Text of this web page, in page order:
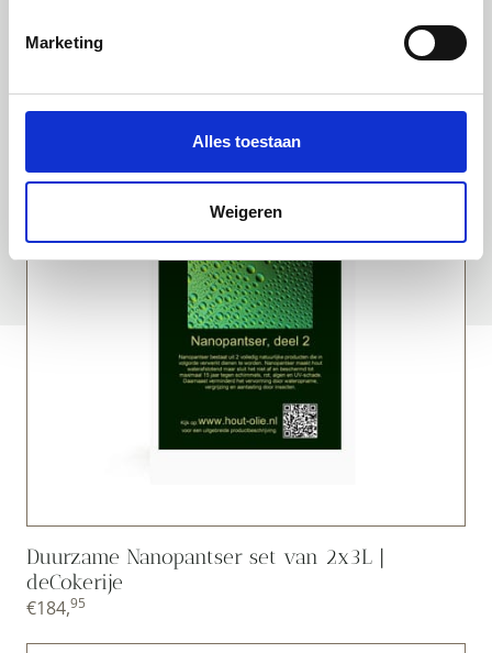
Marketing
Alles toestaan
Weigeren
Uitgelichte producten
Duurzame Nanopantser set van 2x3L |
deCokerije
€184,95